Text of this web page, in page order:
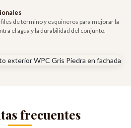
de término y esquineros para mejorar la
el agua y la durabilidad del conjunto.
frecuentes